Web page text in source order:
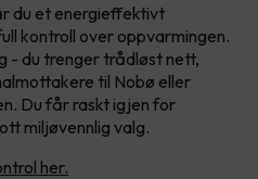
du et energieffektivt
kontroll over oppvarmingen.
- du trenger trådløst nett,
til Nobø eller
Du får raskt igjen for
miljøvennlig valg.
her.